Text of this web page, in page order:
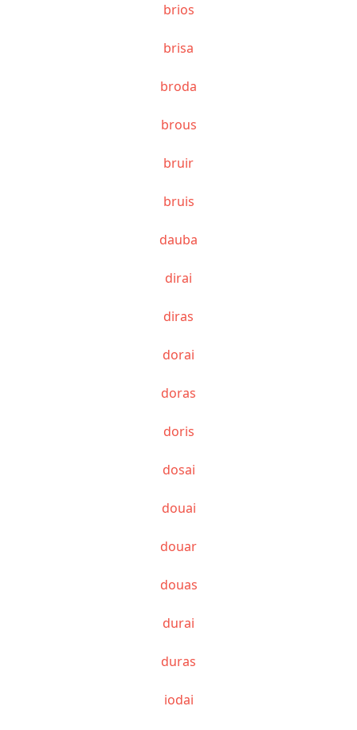
brios
brisa
broda
brous
bruir
bruis
dauba
dirai
diras
dorai
doras
doris
dosai
douai
douar
douas
durai
duras
iodai